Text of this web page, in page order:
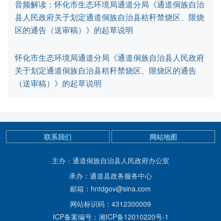
音频解读：怀化市生态环境局通道分局《通道侗族自治
县人民政府关于划定通道侗族自治县秸秆禁烧区、限烧
区的通告（送审稿）》的起草说明
怀化市生态环境局通道分局《通道侗族自治县人民政府
关于划定通道侗族自治县秸秆禁烧区、限烧区的通告
（送审稿）》的起草说明
主办：通道侗族自治县人民政府办公室
承办：通道县政务服务中心
邮箱：hntdgov@sina.com
网站标识码：4312300009
ICP备案编号：湘ICP备12010220号-1
联系我们 网站地图